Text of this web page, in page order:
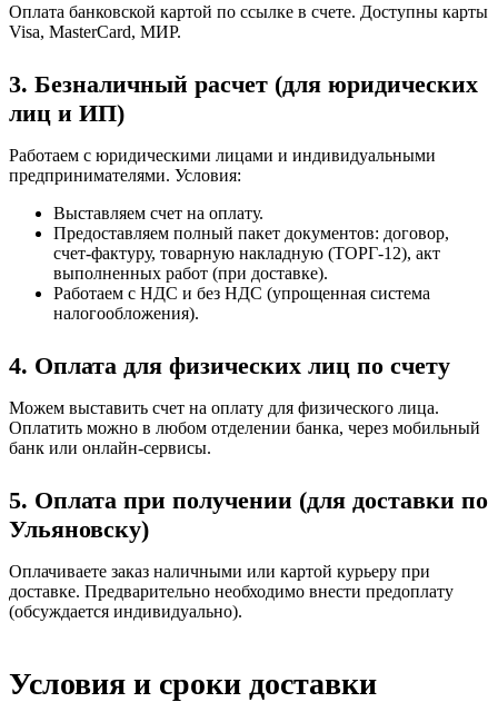
Оплата банковской картой по ссылке в счете. Доступны карты
Visa, MasterCard, МИР.
3. Безналичный расчет (для юридических
лиц и ИП)
Работаем с юридическими лицами и индивидуальными
предпринимателями. Условия:
Выставляем счет на оплату.
Предоставляем полный пакет документов: договор,
счет-фактуру, товарную накладную (ТОРГ-12), акт
выполненных работ (при доставке).
Работаем с НДС и без НДС (упрощенная система
налогообложения).
4. Оплата для физических лиц по счету
Можем выставить счет на оплату для физического лица.
Оплатить можно в любом отделении банка, через мобильный
банк или онлайн-сервисы.
5. Оплата при получении (для доставки по
Ульяновску)
Оплачиваете заказ наличными или картой курьеру при
доставке. Предварительно необходимо внести предоплату
(обсуждается индивидуально).
Условия и сроки доставки